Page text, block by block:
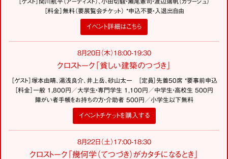
［料金］無料（要展覧会チケット） *申込不要・入退出自由
イベント詳細はこちら
8月20日（木）18:00-19:30
クロストーク「貧しい建築のつづき」
［ゲスト］塚本由晴、湯浅良介、井上岳、砂山太一 ［定員］先着50席 *要事前申込
［料金］一般 1,800円／大学生・専門学生 1,100円／中学生・高校生 500円
障がい者手帳をお持ちの方・介助者 500円／小学生以下無料
イベントチケットを購入する
8月22日（土）17:00-18:30
クロストーク「幾何学（てつづき）がカタチになるとき」